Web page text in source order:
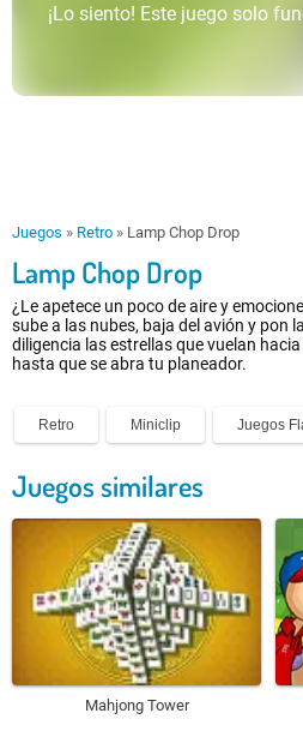
¡Lo siento! Este juego solo
Juegos » Retro » Lamp Chop Drop
Lamp Chop Drop
¿Le apetece un poco de aire y
sube a las nubes, baja del avión y pon
diligencia las estrellas que vuelan
hasta que se abra tu planeador.
Retro Miniclip Juegos
Juegos similares
Mahjong Tower